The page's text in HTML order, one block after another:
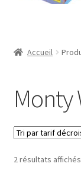
Mon compte
Panier
Validation de la
Accueil
Monty
2 résultats affichés